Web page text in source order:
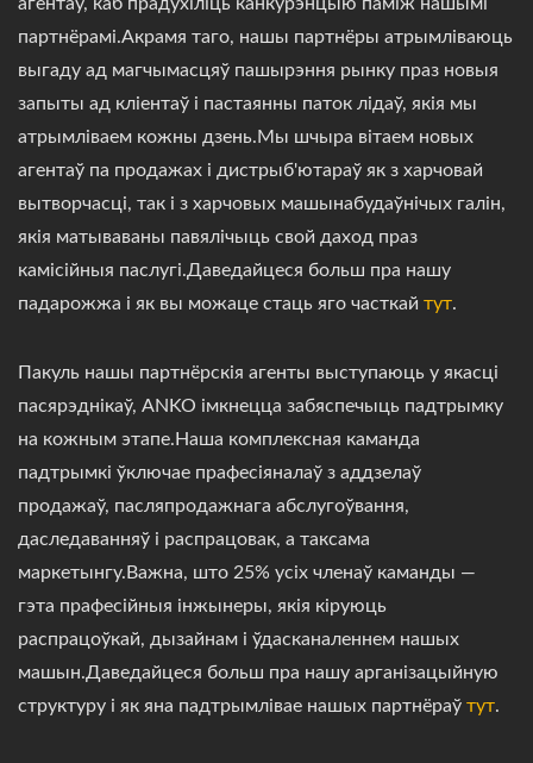
агентаў, каб прадухіліць канкурэнцыю паміж нашымі
партнёрамі.Акрамя таго, нашы партнёры атрымліваюць
выгаду ад магчымасцяў пашырэння рынку праз новыя
запыты ад кліентаў і пастаянны паток лідаў, якія мы
атрымліваем кожны дзень.Мы шчыра вітаем новых
агентаў па продажах і дистрыб'ютараў як з харчовай
вытворчасці, так і з харчовых машынабудаўнічых галін,
якія матываваны павялічыць свой даход праз
камісійныя паслугі.Даведайцеся больш пра нашу
падарожжа і як вы можаце стаць яго часткай тут.
Пакуль нашы партнёрскія агенты выступаюць у якасці
пасярэднікаў, ANKO імкнецца забяспечыць падтрымку
на кожным этапе.Наша комплексная каманда
падтрымкі ўключае прафесіяналаў з аддзелаў
продажаў, пасляпродажнага абслугоўвання,
даследаванняў і распрацовак, а таксама
маркетынгу.Важна, што 25% усіх членаў каманды —
гэта прафесійныя інжынеры, якія кіруюць
распрацоўкай, дызайнам і ўдасканаленнем нашых
машын.Даведайцеся больш пра нашу арганізацыйную
структуру і як яна падтрымлівае нашых партнёраў тут.